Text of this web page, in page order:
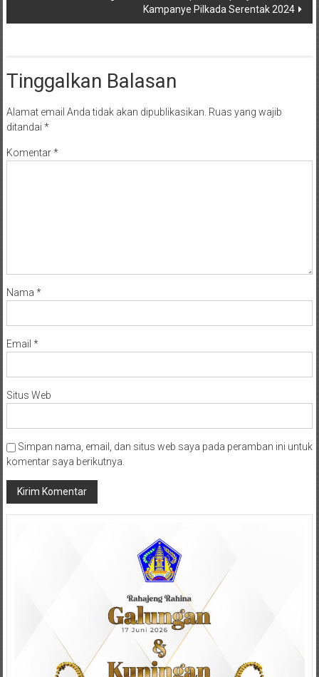
Kampanye Pilkada Serentak 2024
Tinggalkan Balasan
Alamat email Anda tidak akan dipublikasikan. Ruas yang wajib
ditandai *
Komentar*
Nama *
Email *
Situs Web
Simpan nama, email, dan situs web saya pada peramban ini untuk
komentar saya berikutnya.